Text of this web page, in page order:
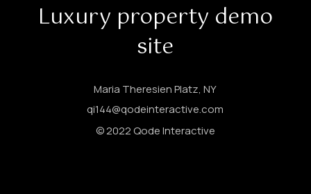
Luxury property demo
site
Maria Theresien Platz, NY
qi144@qodeinteractive.com
© 2022Qode Interactive